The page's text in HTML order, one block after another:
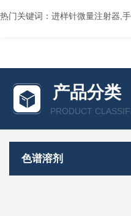
热门关键词：进样针微量注射器,
产品分类
PRODUCT
色谱溶剂